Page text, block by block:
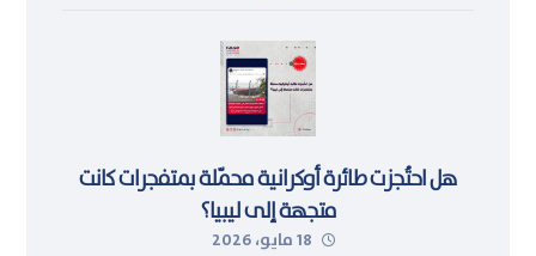
هل احتُجزت طائرة أوكرانية محمّلة بمتفجرات كانت
متجهة إلى ليبيا؟
18 مايو، 2026